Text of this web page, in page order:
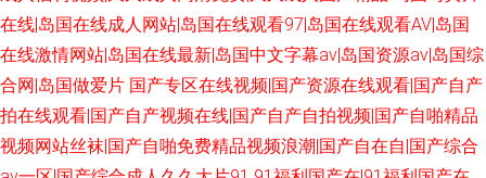
在线|岛国在线成人网站|岛国在线观看97|岛国在线观看AV|岛国
在线激情网站|岛国在线最新|岛国中文字幕av|岛国资源av|岛国综
合网|岛国做爱片 国产专区在线视频|国产资源在线观看|国产自产
拍在线观看|国产自产视频在线|国产自产自拍视频|国产自啪精品
视频网站丝袜|国产自啪免费精品视频浪潮|国产自在自|国产综合